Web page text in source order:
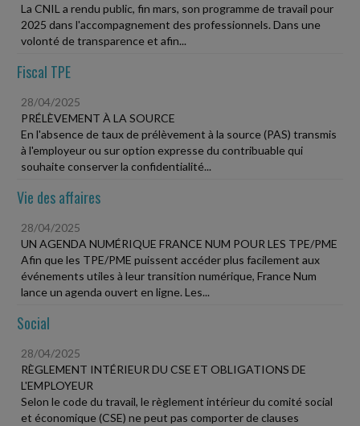
La CNIL a rendu public, fin mars, son programme de travail pour
2025 dans l'accompagnement des professionnels. Dans une
volonté de transparence et afin...
Fiscal TPE
28/04/2025
PRÉLÈVEMENT À LA SOURCE
En l'absence de taux de prélèvement à la source (PAS) transmis
à l'employeur ou sur option expresse du contribuable qui
souhaite conserver la confidentialité...
Vie des affaires
28/04/2025
UN AGENDA NUMÉRIQUE FRANCE NUM POUR LES TPE/PME
Afin que les TPE/PME puissent accéder plus facilement aux
événements utiles à leur transition numérique, France Num
lance un agenda ouvert en ligne. Les...
Social
28/04/2025
RÈGLEMENT INTÉRIEUR DU CSE ET OBLIGATIONS DE
L'EMPLOYEUR
Selon le code du travail, le règlement intérieur du comité social
et économique (CSE) ne peut pas comporter de clauses